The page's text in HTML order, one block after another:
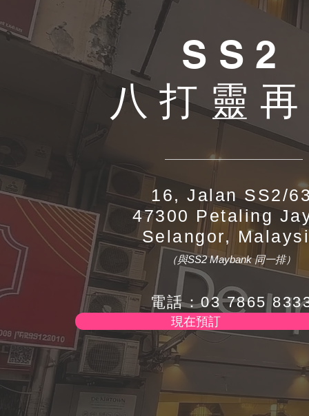
SS2
八打靈
16, Jalan SS2/
47300 Petaling
Selangor,
（與SS2 Maybank 同一排）
電話：03 7865
現在預訂